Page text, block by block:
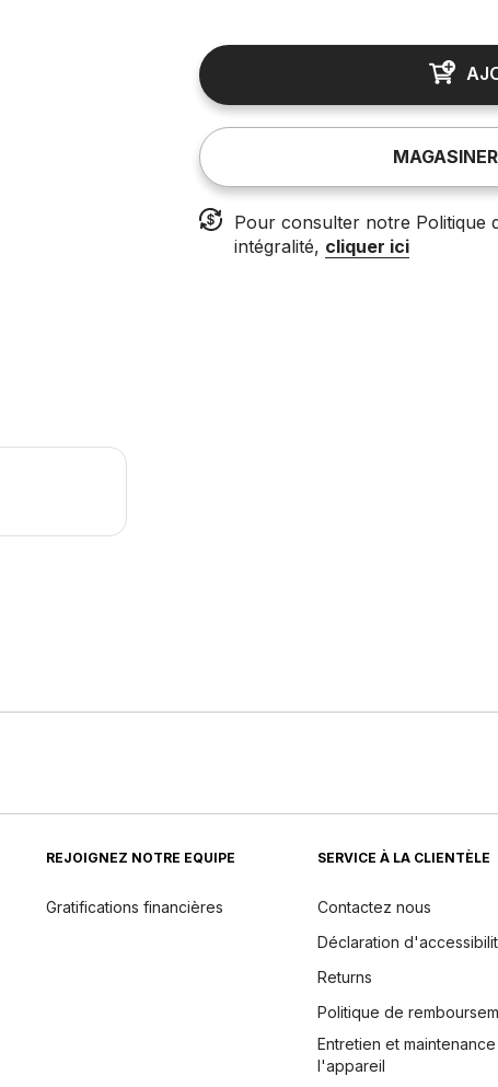
Pour consulter notre Politique
intégralité, cliquer ici
REJOIGNEZ NOTRE EQUIPE
Gratifications financières
SERVICE À LA CLIENTÈLE
Contactez nous
Déclaration
Returns
Politique de
Entretien et
l'appareil